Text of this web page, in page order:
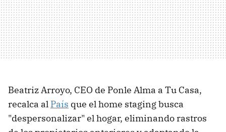
Beatriz Arroyo, CEO de Ponle Alma a Tu Casa,
recalca al País que el home staging busca
"despersonalizar" el hogar, eliminando rastros